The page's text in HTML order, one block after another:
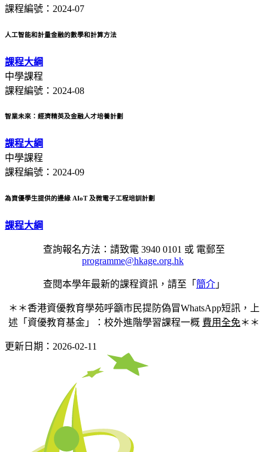
課程編號：2024-07
人工智能和計量金融的數學和計算方法
課程大綱
中學課程
課程編號：2024-08
智業未來：經濟精英及金融人才培養計劃
課程大綱
中學課程
課程編號：2024-09
為資優學生提供的邊緣 AIoT 及微電子工程培訓計劃
課程大綱
查詢報名方法：請致電 3940 0101 或 電郵至
programme@hkage.org.hk
查閱本學年最新的課程資訊，請至「 簡介 」
＊＊香港資優教育學苑呼籲市民提防偽冒WhatsApp短訊，上
述「資優教育基金」：校外進階學習課程一概 費用全免＊＊
更新日期：2026-02-11